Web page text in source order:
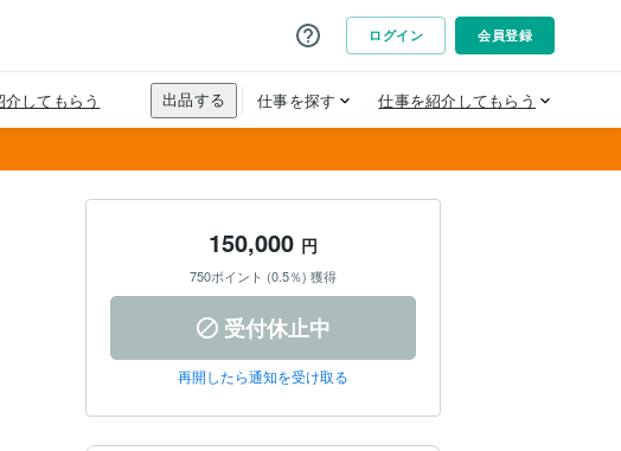
150,000 円
750ポイント (0.5％) 獲得
受付休止中
再開したら通知を受け取る